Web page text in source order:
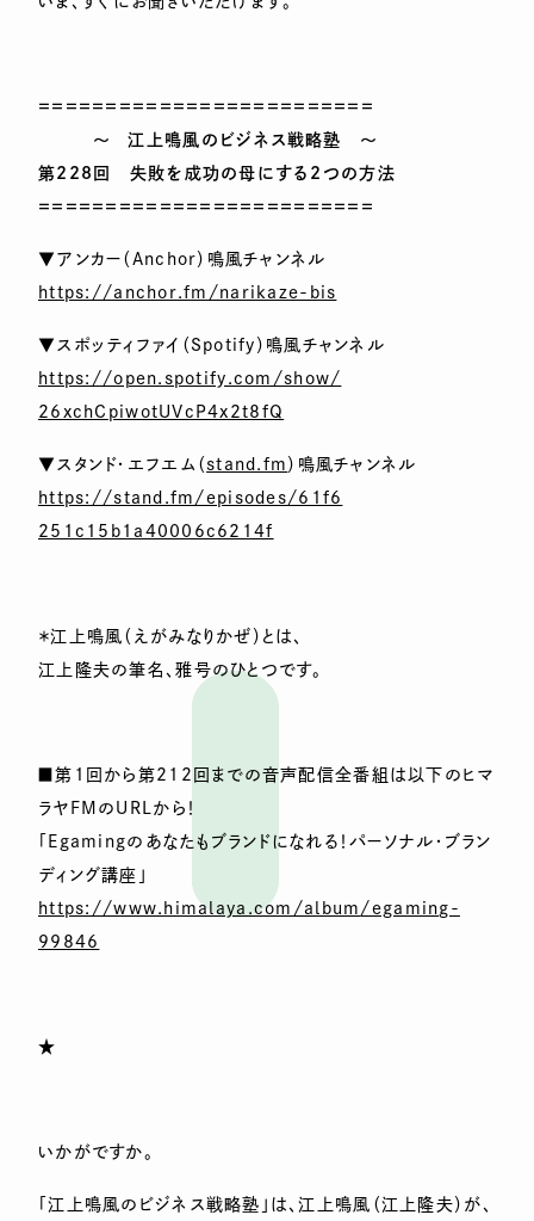
＝＝＝＝＝＝＝＝＝＝＝＝＝＝＝＝＝＝＝＝＝＝＝＝＝
～ 江上鳴風のビジネス戦略塾 ～
第228回 失敗を成功の母にする2つの方法
＝＝＝＝＝＝＝＝＝＝＝＝＝＝＝＝＝＝＝＝＝＝＝＝＝
▼アンカー（Anchor）鳴風チャンネル
https://anchor.fm/narikaze-bis
▼スポッティファイ（Spotify）鳴風チャンネル
https://open.spotify.com/show/
26xchCpiwotUVcP4x2t8fQ
▼スタンド・エフエム（ stand.fm ）鳴風チャンネル
https://stand.fm/episodes/61f6
251c15b1a40006c6214f
＊江上鳴風（えがみなりかぜ）とは、
江上隆夫の筆名、雅号のひとつです。
■第1回から第212回までの音声配信全番組は以下のヒマ
ラヤF MのURLから！
「Egamingのあなたもブランドになれる！パーソナル・ブラン
ディング講座」
https://www.himalaya.com/album /egaming-
99846
★
いかがですか。
「江上鳴風のビジネス戦略塾」は、江上鳴風（江上隆夫）が、